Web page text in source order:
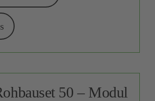
50 – Modul